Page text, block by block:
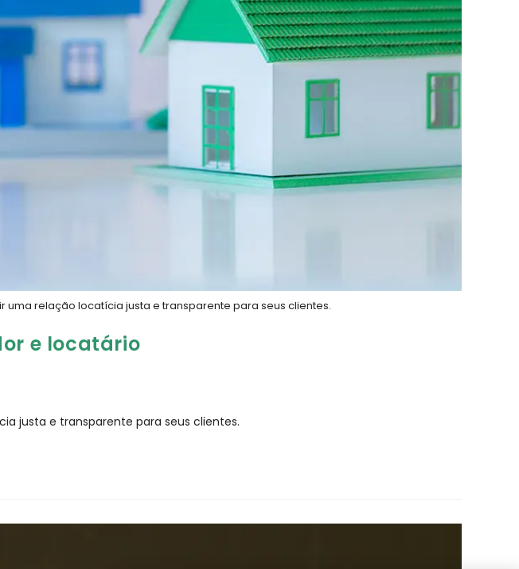
relação locatícia justa e transparente para seus clientes.
e locatário
justa e transparente para seus clientes.